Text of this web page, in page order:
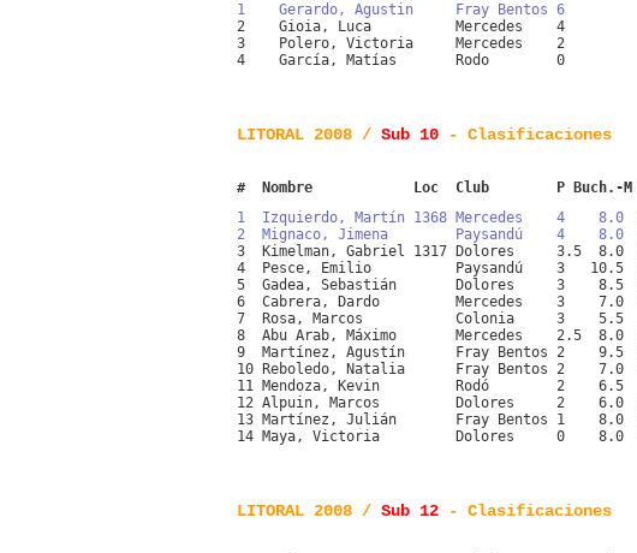
1    Gerardo, Agustin     Fray Bentos 6
2    Gioia, Luca          Mercedes    4
3    Polero, Victoria     Mercedes    2
4    García, Matías       Rodo        0
LITORAL 2008 / Sub 10 - Clasificaciones
#  Nombre            Loc  Club        P Buch.-M
1  Izquierdo, Martín 1368 Mercedes    4    8.0
2  Mignaco, Jimena        Paysandú    4    8.0
3  Kimelman, Gabriel 1317 Dolores     3.5  8.0
4  Pesce, Emilio          Paysandú    3   10.5
5  Gadea, Sebastián       Dolores     3    8.5
6  Cabrera, Dardo         Mercedes    3    7.0
7  Rosa, Marcos           Colonia     3    5.5
8  Abu Arab, Máximo       Mercedes    2.5
9  Martínez, Agustín      Fray Bentos 2    9.5
10 Reboledo, Natalia      Fray Bentos 2
11 Mendoza, Kevin         Rodó        2
12 Alpuin, Marcos         Dolores     2    6.0
13 Martínez, Julián       Fray Bentos 1    8.0
14 Maya, Victoria         Dolores     0    8.0
LITORAL 2008 / Sub 12 - Clasificaciones